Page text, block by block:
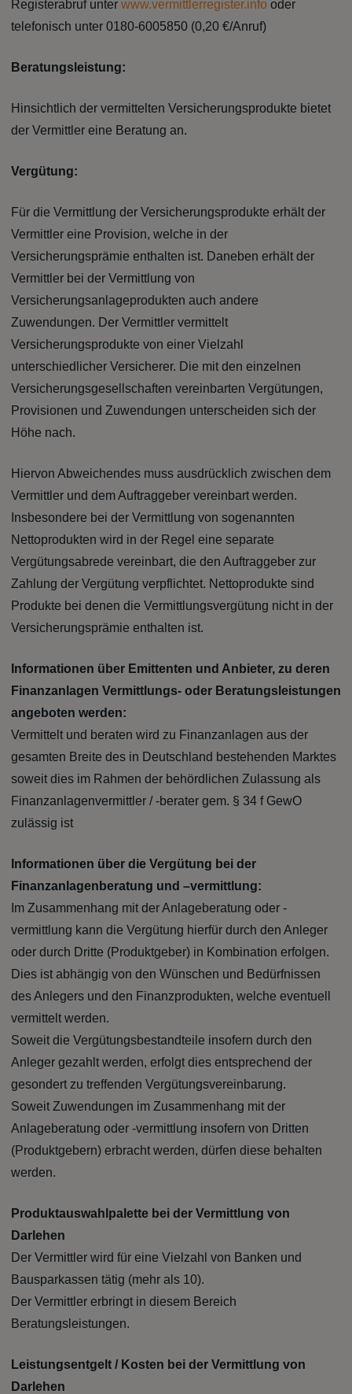
Registerabruf unter www.vermittlerregister.info oder
telefonisch unter 0180-6005850 (0,20 €/Anruf)
Beratungsleistung:
Hinsichtlich der vermittelten Versicherungsprodukte bietet
der Vermittler eine Beratung an.
Vergütung:
Für die Vermittlung der Versicherungsprodukte erhält der
Vermittler eine Provision, welche in der
Versicherungsprämie enthalten ist. Daneben erhält der
Vermittler bei der Vermittlung von
Versicherungsanlageprodukten auch andere
Zuwendungen. Der Vermittler vermittelt
Versicherungsprodukte von einer Vielzahl
unterschiedlicher Versicherer. Die mit den einzelnen
Versicherungsgesellschaften vereinbarten Vergütungen,
Provisionen und Zuwendungen unterscheiden sich der
Höhe nach.
Hiervon Abweichendes muss ausdrücklich zwischen dem
Vermittler und dem Auftraggeber vereinbart werden.
Insbesondere bei der Vermittlung von sogenannten
Nettoprodukten wird in der Regel eine separate
Vergütungsabrede vereinbart, die den Auftraggeber zur
Zahlung der Vergütung verpflichtet. Nettoprodukte sind
Produkte bei denen die Vermittlungsvergütung nicht in der
Versicherungsprämie enthalten ist.
Informationen über Emittenten und Anbieter, zu deren
Finanzanlagen Vermittlungs- oder Beratungsleistungen
angeboten werden:
Vermittelt und beraten wird zu Finanzanlagen aus der
gesamten Breite des in Deutschland bestehenden Marktes
soweit dies im Rahmen der behördlichen Zulassung als
Finanzanlagenvermittler / -berater gem. § 34 f GewO
zulässig ist
Informationen über die Vergütung bei der
Finanzanlagenberatung und –vermittlung:
Im Zusammenhang mit der Anlageberatung oder -
vermittlung kann die Vergütung hierfür durch den Anleger
oder durch Dritte (Produktgeber) in Kombination erfolgen.
Dies ist abhängig von den Wünschen und Bedürfnissen
des Anlegers und den Finanzprodukten, welche eventuell
vermittelt werden.
Soweit die Vergütungsbestandteile insofern durch den
Anleger gezahlt werden, erfolgt dies entsprechend der
gesondert zu treffenden Vergütungsvereinbarung.
Soweit Zuwendungen im Zusammenhang mit der
Anlageberatung oder -vermittlung insofern von Dritten
(Produktgebern) erbracht werden, dürfen diese behalten
werden.
Produktauswahlpalette bei der Vermittlung von
Darlehen
Der Vermittler wird für eine Vielzahl von Banken und
Bausparkassen tätig (mehr als 10).
Der Vermittler erbringt in diesem Bereich
Beratungsleistungen.
Leistungsentgelt / Kosten bei der Vermittlung von
Darlehen